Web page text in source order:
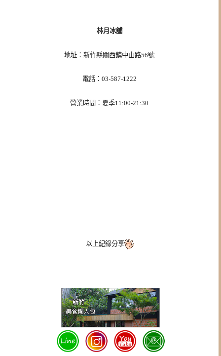
林月冰舖
地址：新竹縣關西鎮中山路56號
電話：03-587-1222
營業時間：夏季11:00-21:30
以上紀錄分享